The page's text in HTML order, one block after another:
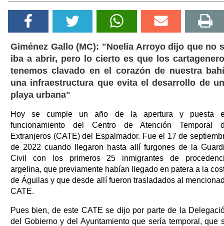
Giménez Gallo (MC): "Noelia Arroyo dijo que no
iba a abrir, pero lo cierto es que los
tenemos clavado en el corazón de nuestra
una infraestructura que evita el desarrollo de
playa urbana"
Hoy se cumple un año de la apertura y puesta
funcionamiento del Centro de Atención Temporal
Extranjeros (CATE) del Espalmador. Fue el 17 de
de 2022 cuando llegaron hasta allí furgones de la
Civil con los primeros 25 inmigrantes de
argelina, que previamente habían llegado en patera a la
de Águilas y que desde allí fueron trasladados al
CATE.
Pues bien, de este CATE se dijo por parte de la
del Gobierno y del Ayuntamiento que sería temporal, que